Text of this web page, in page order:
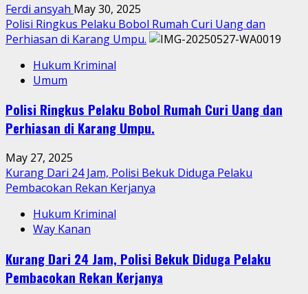
Ferdi ansyah May 30, 2025
Polisi Ringkus Pelaku Bobol Rumah Curi Uang dan
Perhiasan di Karang Umpu.
Hukum Kriminal
Umum
Polisi Ringkus Pelaku Bobol Rumah Curi Uang dan
Perhiasan di Karang Umpu.
May 27, 2025
Kurang Dari 24 Jam, Polisi Bekuk Diduga Pelaku
Pembacokan Rekan Kerjanya
Hukum Kriminal
Way Kanan
Kurang Dari 24 Jam, Polisi Bekuk Diduga Pelaku
Pembacokan Rekan Kerjanya